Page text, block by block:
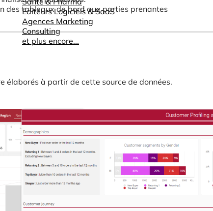
Editeurs Logiciels & SaaS
Agences Marketing
Consulting
et plus encore...
Autres ressources
des tableaux de bord aux parties prenantes
élaborés à partir de cette source de données.